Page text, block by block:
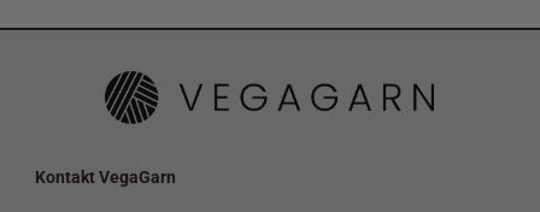
Kontakt VegaGarn